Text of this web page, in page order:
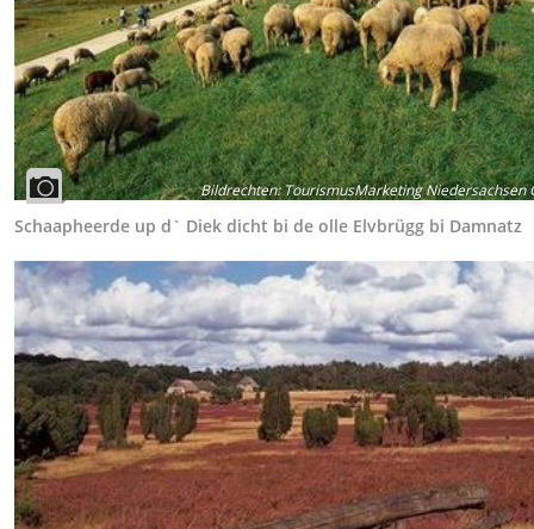
Bildrechten:TourismusMarketing Niedersachsen
Schaapheerde up d` Diek dicht bi de olle Elvbrügg bi Damnatz